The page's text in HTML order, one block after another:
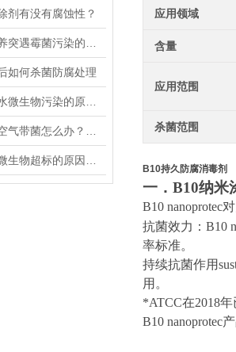
剂有没有腐蚀性？
如何杀菌防腐处理
应用领域
含量
应用范围
杀菌范围
B10持久防腐消毒剂
一． B10纳米
B10 nanoprotec
抗菌效力： B10
率标准。
持续抗菌作用
用。
*ATCC在2018年
B10 nanoprotec